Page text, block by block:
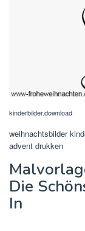
kinderbilder.download
weihnachtsbilder
advent drukken
Die
In